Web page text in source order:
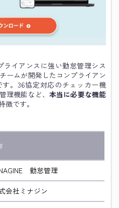
ライアンスに強い勤怠管理シス
ームが開発したコンプライアン
。36協定対応のチェッカー機
理機能など、 本当に必要な機能
徴です。
勤怠管理
会社ミナジン